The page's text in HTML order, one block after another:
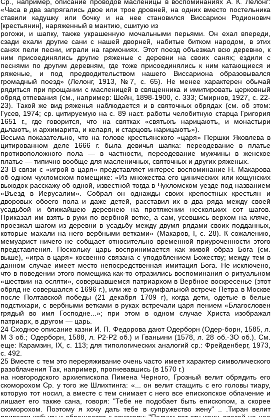
«Часа в два запрягались двое или трое дровней, на одних вместо постельника
ставили кадушку или бочку и на нее становился Виссарион Родионович
[крестьянин], наряженный в мантию, сшитую из
рогожи, и шапку, также украшенную мочальными перьями. Он ехал впереди,
сзади ехали другие сани с нашей дворней, набитые битком народом, в этих
санях пели песни, играли на гармониях. Этот поезд объезжал всю деревню, к
ним присоединялись другие ряженые с деревни на своих санях; ездили с
песнями по другим деревням, где тоже присоединялись к ним катающиеся и
ряженые, и под предводительством нашего Виссариона образовывался
громадный поезд» (Лелонг, 1913, №7, с. 65). Не менее характерен обычай
рядиться при прощании с масленицей в священника и имитировать церковный
обряд отпевания (см., например: Шейн, 1898-1900, с. 333; Смирнов, 1927, с. 22-
23). Такой же вид ряженья наблюдается и в святочных обрядах (см. об этом:
Гусев, 1974; ср. цитируемую на с. 89 наст. работы челобитную старца Григория
1651 г., где говорится, что на святках «святыхъ нарицаютъ, и монастыри
дьлаютъ, и архимарита, и келаря, и старцовъ нарицаютъ»).
Весьма показательно, что на голове крестьянского «царя» Першки Яковлева в
цитированном деле 1666 г. была девичья шапка: переодевание в платье
противоположного пола — в частности, переодевание мужчины в женское
платье — типично вообще для масленичных, святочных и других ряженых.
23 В связи с «игрой в царя» представляет интерес воспоминание Н. Макарова
об одном чухломском помещике: «Из множества его цинических или кощунских
выходок расскажу об одной, известной тогда в Чухломском уезде под названием
«Въезд в Иерусалим». Собрал он однажды своих крепостных крестьян и
дворовых обоего пола и даже детей, расставил их в два ряда между своей
усадьбой и ближайшею деревнею на протяжении нескольких сот шагов.
Приказал им взять в руки по вербной ветке, а сам, усевшись верхом на кляче,
проезжал шагом из деревни в усадьбу между двумя рядами своих подданных,
которые махали на него вербными ветками» (Макаров, I, с. 28). К сожалению,
мемуарист ничего не собщает относительно временной приуроченности этого
представления. Поскольку царь воспринимается как живой образ Бога (см.
выше), «игра в царя» косвенно связана с уподоблением Божеству; между тем в
данном случае имеет место непосредственная имитация Бога. Не исключено,
что в поведении этого помещика как-то отразились воспоминания о ритуальном
«шествии на осляти», совершавшемся патриархом в Вербное воскресенье (этот
обряд не совершался с 1696 г.), или же о триумфальной встрече Петра в Москве
после Полтавской победы (21 декабря 1709 г), когда дети, одетые в белые
подстихари, с вербными ветками в руках встречали царя пением «Благословен
грядый во имя Господне...»; при этом в одном случае Христа изображал
патриарх, в другом — царь.
24 Сходное описание казни И. П. Федорова дают Одерборн (Одер-борн, 1585, л.
М 3 об.; Одерборн, 1588, л. Р2-Р2 об.) и Гваньини (1578, л. 28 об.-ЗО об.). См.
еще: Карамзин, IX, с. 113; для типологических аналогий ср.: Фрейденберг, 1973,
с. 492.
25 Вместе с тем это переряживание очень часто имеет характер символического
разоблачения Так, например, прогневавшись (в 1570 г.)
на новгородского архиепископа Пимена Черного, Грозный велит обрядить его
скоморохом Ср. у того же Шлихтинга: «... он велит стащить с его головы тиару,
которую тот носил, а вместе с тем снимает с него все епископское облачение и
лишает его также сана, говоря: "Тебе не подобает быть епископом, а скорее
скоморохом. Поэтому я хочу дать тебе в супружество жену" .. .Тиран велит